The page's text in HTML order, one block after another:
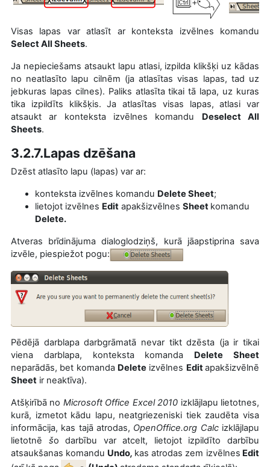
Visas lapas var atlasīt ar konteksta izvēlnes komandu
Select All Sheets.
Ja nepieciešams atsaukt lapu atlasi, izpilda klikšķi uz kādas
no neatlasīto lapu cilnēm (ja atlasītas visas lapas, tad uz
jebkuras lapas cilnes). Paliks atlasīta tikai tā lapa, uz kuras
tika izpildīts klikšķis. Ja atlasītas visas lapas, atlasi var
atsaukt ar konteksta izvēlnes komandu Deselect All
Sheets.
3.2.7.Lapas dzēšana
Dzēst atlasīto lapu (lapas) var ar:
konteksta izvēlnes komandu Delete Sheet;
lietojot izvēlnes Edit apakšizvēlnes Sheet komandu
Delete.
Atveras brīdinājuma dialoglodziņš, kurā jāapstiprina sava
izvēle, piespiežot pogu:
Pēdējā darblapa darbgrāmatā nevar tikt dzēsta (ja ir tikai
viena darblapa, konteksta komanda Delete Sheet
neparādās, bet komanda Delete izvēlnes Editapakšizvēlnē
Sheet ir neaktīva).
Atšķirībā no Microsoft Office Excel 2010 izklājlapu lietotnes,
kurā, izmetot kādu lapu, neatgriezeniski tiek zaudēta visa
informācija, kas tajā atrodas, OpenOffice.org Calc izklājlapu
lietotnē šo darbību var atcelt, lietojot izpildīto darbību
atsaukšanas komandu Undo, kas atrodas zem izvēlnes Edit